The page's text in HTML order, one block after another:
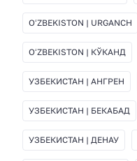
OʻZBEKISTON | URGANCH
OʻZBEKISTON | КЎКАНД
УЗБЕКИСТАН | АНГРЕН
УЗБЕКИСТАН | БЕКАБАД
УЗБЕКИСТАН | ДЕНАУ